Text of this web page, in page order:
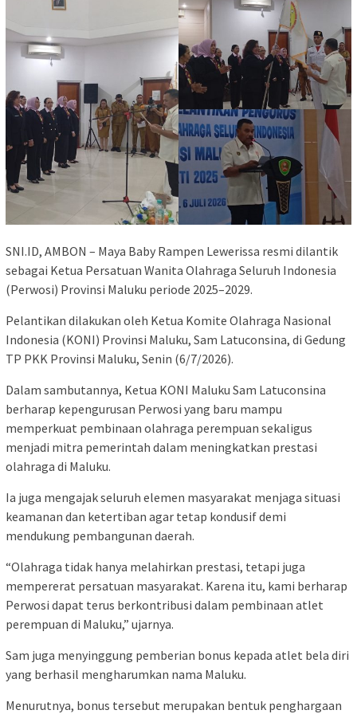
SNI.ID, AMBON – Maya Baby Rampen Lewerissa resmi dilantik
sebagai Ketua Persatuan Wanita Olahraga Seluruh Indonesia
(Perwosi) Provinsi Maluku periode 2025–2029.
Pelantikan dilakukan oleh Ketua Komite Olahraga Nasional
Indonesia (KONI) Provinsi Maluku, Sam Latuconsina, di Gedung
TP PKK Provinsi Maluku, Senin (6/7/2026).
Dalam sambutannya, Ketua KONI Maluku Sam Latuconsina
berharap kepengurusan Perwosi yang baru mampu
memperkuat pembinaan olahraga perempuan sekaligus
menjadi mitra pemerintah dalam meningkatkan prestasi
olahraga di Maluku.
Ia juga mengajak seluruh elemen masyarakat menjaga situasi
keamanan dan ketertiban agar tetap kondusif demi
mendukung pembangunan daerah.
“Olahraga tidak hanya melahirkan prestasi, tetapi juga
mempererat persatuan masyarakat. Karena itu, kami berharap
Perwosi dapat terus berkontribusi dalam pembinaan atlet
perempuan di Maluku,” ujarnya.
Sam juga menyinggung pemberian bonus kepada atlet bela diri
yang berhasil mengharumkan nama Maluku.
Menurutnya, bonus tersebut merupakan bentuk penghargaan